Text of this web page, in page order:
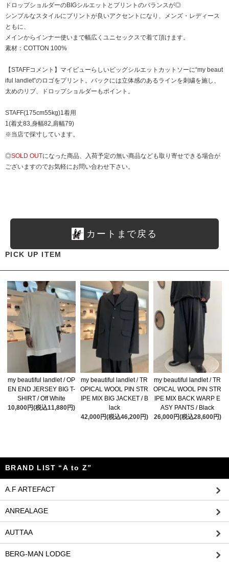
ドロップショルダーのBIGシルエットとプリントのバランスが◎
シンプルなスタイルにプリントが良いアクセントになり、メンズ・レディース
ともに、
メインからインナー使いまで幅広くユニセックスで着て頂けます。
素材：COTTON 100%
【STAFFコメント】マイビューらしいビッグシルエットカットソーに“my beaut
iful landlet”のロゴをプリント。バックには立体感のあるラインを刺繍を施し、
太めのリブ、ドロップショルダーもポイント。
STAFF(175cm55kg)1着用
1(着丈83,身幅82,肩幅79)
※当店で採寸しています。
◎SOLD OUTになった商品、入荷予定の無い商品なども取り寄せできる場合が
ございますのでお気軽にお問い合わせ下さい。
カートまで戻る
PICK UP ITEM
my beautiful landlet / OP
EN END JERSEY BIG T-
SHIRT / Off White
10,800円(税込11,880円)
my beautiful landlet / TR
OPICAL WOOL PIN STR
IPE MIX BIG JACKET / B
lack
42,000円(税込46,200円)
my beautiful landlet / TR
OPICAL WOOL PIN STR
IPE MIX BACK WARP E
ASY PANTS / Black
26,000円(税込28,600円)
BRAND LIST “A to Z”
A.F ARTEFACT
ANREALAGE
AUTTAA
BERG-MAN LODGE